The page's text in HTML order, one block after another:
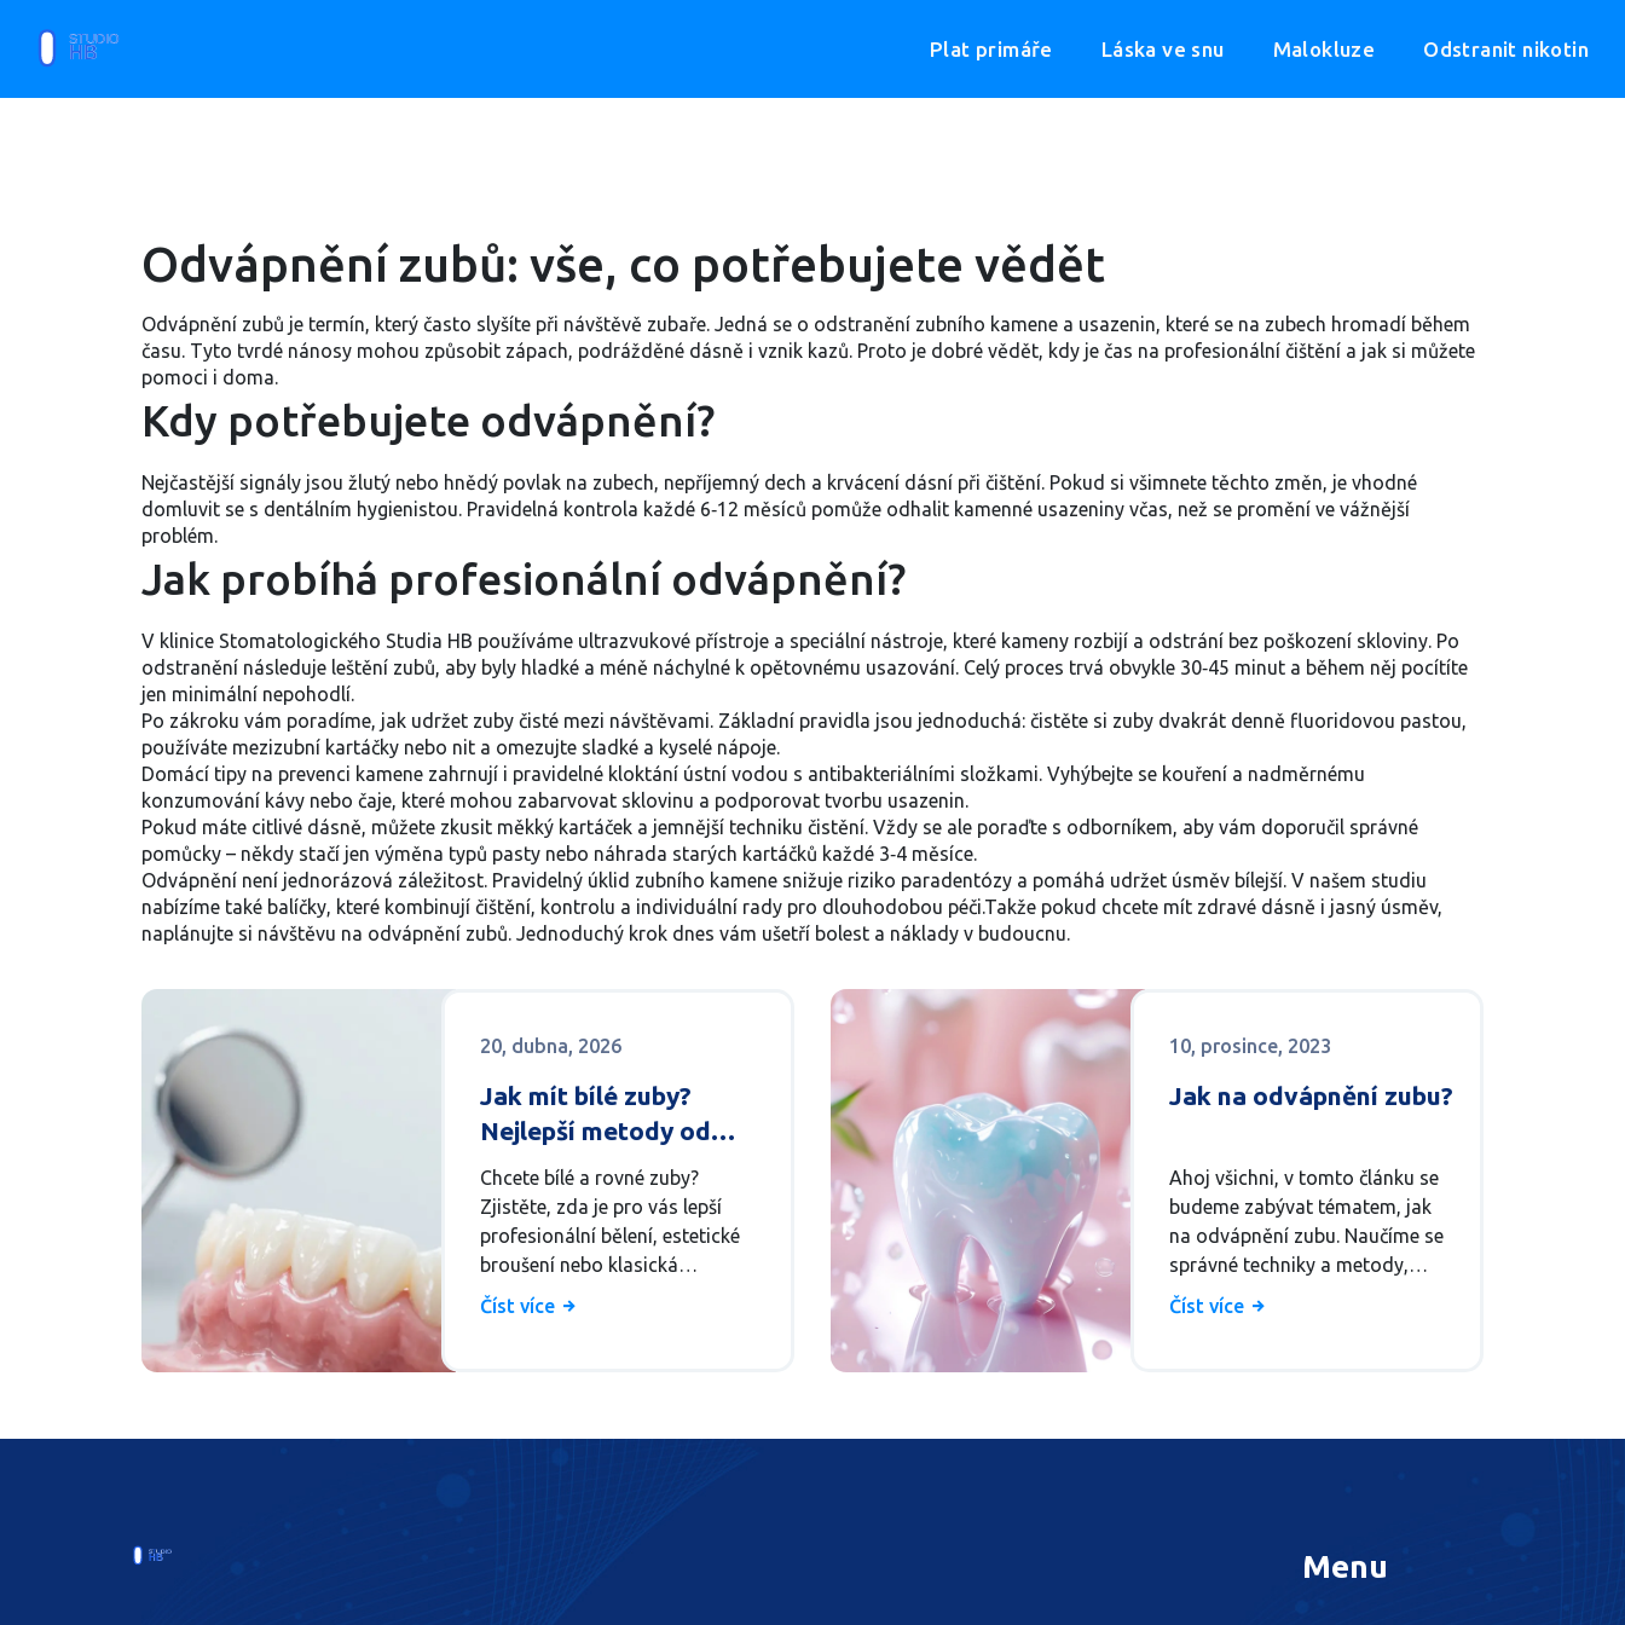
Plat primáře Láska ve snu Malokluze Odstranit nikotin
Odvápnění zubů: vše, co potřebujete vědět
Odvápnění zubů je termín, který často slyšíte při návštěvě zubaře. Jedná se o odstranění zubního kamene a usazenin, které se na zubech hromadí během
času. Tyto tvrdé nánosy mohou způsobit zápach, podrážděné dásně i vznik kazů. Proto je dobré vědět, kdy je čas na profesionální čištění a jak si můžete
pomoci i doma.
Kdy potřebujete odvápnění?
Nejčastější signály jsou žlutý nebo hnědý povlak na zubech, nepříjemný dech a krvácení dásní při čištění. Pokud si všimnete těchto změn, je vhodné
domluvit se s dentálním hygienistou. Pravidelná kontrola každé 6‑12 měsíců pomůže odhalit kamenné usazeniny včas, než se promění ve vážnější
problém.
Jak probíhá profesionální odvápnění?
V klinice Stomatologického Studia HB používáme ultrazvukové přístroje a speciální nástroje, které kameny rozbijí a odstrání bez poškození skloviny. Po
odstranění následuje leštění zubů, aby byly hladké a méně náchylné k opětovnému usazování. Celý proces trvá obvykle 30‑45 minut a během něj pocítíte
jen minimální nepohodlí.
Po zákroku vám poradíme, jak udržet zuby čisté mezi návštěvami. Základní pravidla jsou jednoduchá: čistěte si zuby dvakrát denně fluoridovou pastou,
používáte mezizubní kartáčky nebo nit a omezujte sladké a kyselé nápoje.
Domácí tipy na prevenci kamene zahrnují i pravidelné kloktání ústní vodou s antibakteriálními složkami. Vyhýbejte se kouření a nadměrnému
konzumování kávy nebo čaje, které mohou zabarvovat sklovinu a podporovat tvorbu usazenin.
Pokud máte citlivé dásně, můžete zkusit měkký kartáček a jemnější techniku čistění. Vždy se ale poraďte s odborníkem, aby vám doporučil správné
pomůcky – někdy stačí jen výměna typů pasty nebo náhrada starých kartáčků každé 3‑4 měsíce.
Odvápnění není jednorázová záležitost. Pravidelný úklid zubního kamene snižuje riziko paradentózy a pomáhá udržet úsměv bílejší. V našem studiu
nabízíme také balíčky, které kombinují čištění, kontrolu a individuální rady pro dlouhodobou péči.Takže pokud chcete mít zdravé dásně i jasný úsměv,
naplánujte si návštěvu na odvápnění zubů. Jednoduchý krok dnes vám ušetří bolest a náklady v budoucnu.
20, dubna, 2026
Jak mít bílé zuby?
Nejlepší metody od
bělení po estetické
broušení
Chcete bílé a rovné zuby?
Zjistěte, zda je pro vás lepší
profesionální bělení, estetické
broušení nebo klasická
hygienizace. Praktické rady pro
Číst více
10, prosince, 2023
Jak na odvápnění zubu?
Ahoj všichni, v tomto článku se
budeme zabývat tématem, jak
na odvápnění zubu. Naučíme se
správné techniky a metody,
které pomohou udržet naše
zubního lékaře, tak i domácí
dodat ten správný lesk!
Číst více
Menu